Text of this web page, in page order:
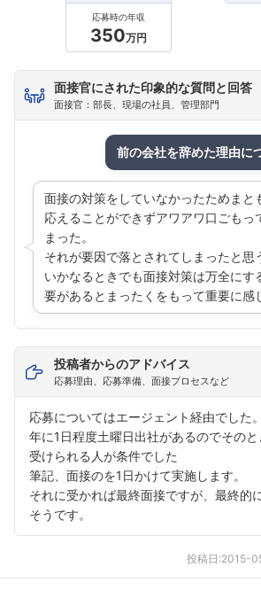
フォローしました
応募時の年収
350万円
面接官にされた印象的な質問と回答
面接官：部長、現場の社員、管理部門
前の会社を辞めた理由に
面接の対策をしていなかったためまと
応えることができずアワアワ口ごもっ
まった。
それが要因で落とされてしまったと思
いかなるときでも面接対策は万全にす
要があるとまったくをもって重要に感
投稿者からのアドバイス
応募理由、応募準備、面接プロセスなど
応募についてはエージェント経由でした。
年に1日程度土曜日出社があるのでその
受けられる人が条件でした
筆記、面接のを1日かけて実施します。
それに受かれば最終面接ですが、最終的
そうです。
投稿日:2015-